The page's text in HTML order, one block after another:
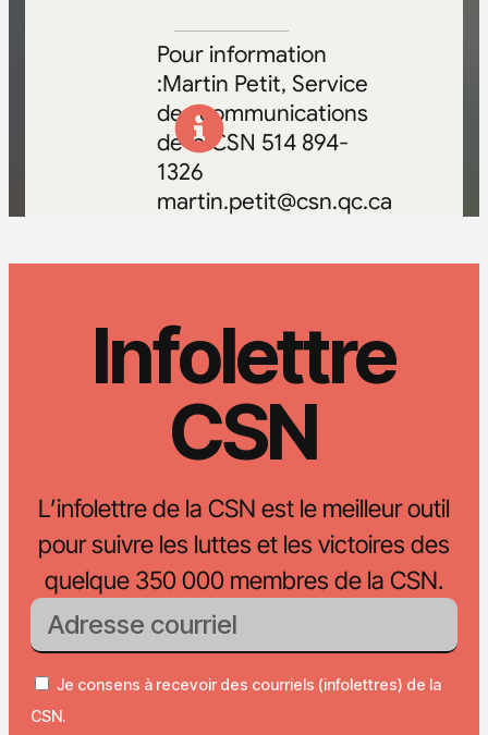
Pour information
:Martin Petit, Service
des communications
de la CSN 514 894-
1326
martin.petit@csn.qc.ca
Infolettre
CSN
L’infolettre de la CSN est le meilleur outil
pour suivre les luttes et les victoires des
quelque 350 000 membres de la CSN.
Je consens à recevoir des courriels (infolettres) de la
CSN.